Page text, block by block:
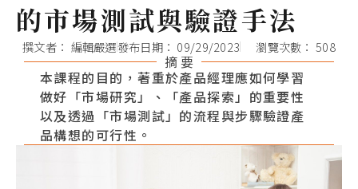
的市場測試與驗證手法
撰文者： 編輯嚴選發布日期： 09/29/2023 瀏覽次數： 508
摘 要
本課程的目的，著重於產品經理應如何學習
做好「市場研究」、「產品探索」的重要性
以及透過「市場測試」的流程與步驟驗證產
品構想的可行性。